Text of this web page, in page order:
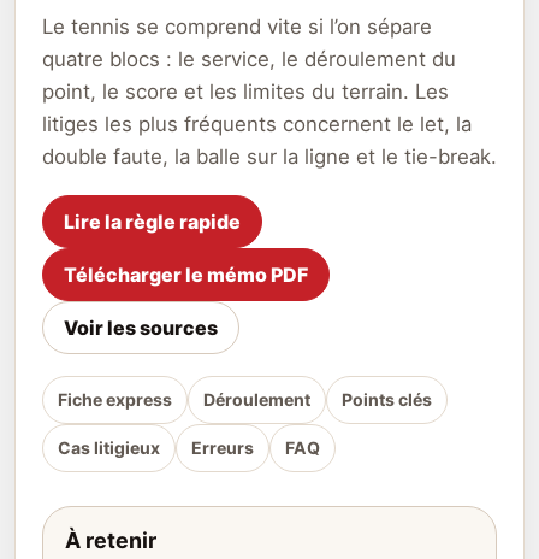
Le tennis se comprend vite si l’on sépare
quatre blocs : le service, le déroulement du
point, le score et les limites du terrain. Les
litiges les plus fréquents concernent le let, la
double faute, la balle sur la ligne et le tie-break.
Lire la règle rapide
Télécharger le mémo PDF
Voir les sources
Fiche express Déroulement Points clés
Cas litigieux Erreurs FAQ
À retenir